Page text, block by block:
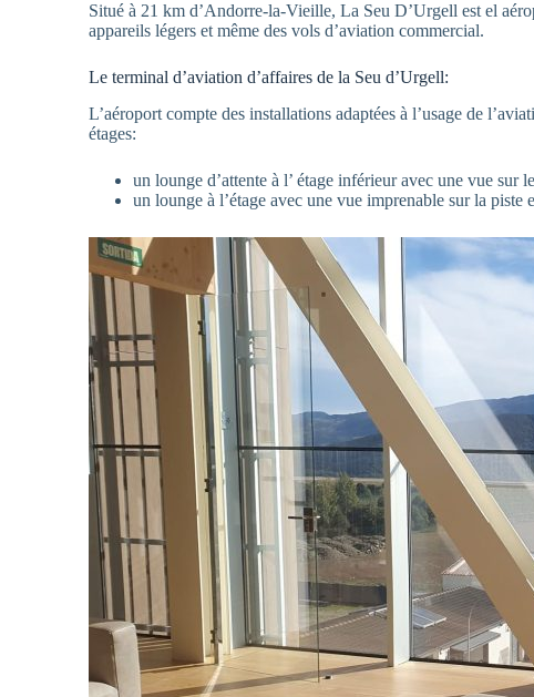
Situé à 21 km d’Andorre-la-Vieille, La Seu D’Urgell est el
appareils légers et même des vols d’aviation commercial.
Le terminal d’aviation d’affaires de la Seu d’Urgell:
L’aéroport compte des installations adaptées à l’usage de
étages:
un lounge d’attente à l’ étage inférieur avec une vue sur
un lounge à l’étage avec une vue imprenable sur la piste